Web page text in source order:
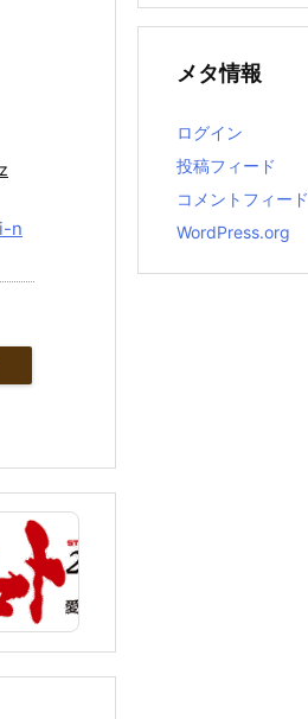
n
メタ情報
ログイン
投稿フィード
コメントフィード
WordPress.org